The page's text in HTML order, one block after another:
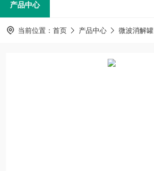
产品中心
当前位置： 首页 产品中心 微波消解罐